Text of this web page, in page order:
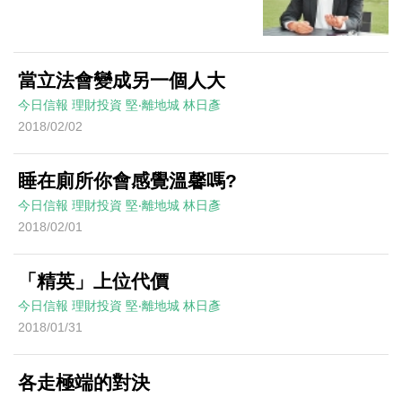
當立法會變成另一個人大
今日信報 理財投資 堅‧離地城 林日彥
2018/02/02
睡在廁所你會感覺溫馨嗎?
今日信報 理財投資 堅‧離地城 林日彥
2018/02/01
「精英」上位代價
今日信報 理財投資 堅‧離地城 林日彥
2018/01/31
各走極端的對決